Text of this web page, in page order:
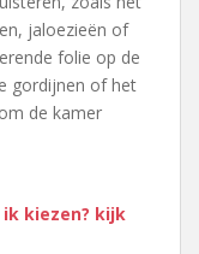
jaloezieën of
folie op de
gordijnen of het
de kamer
kiezen? kijk